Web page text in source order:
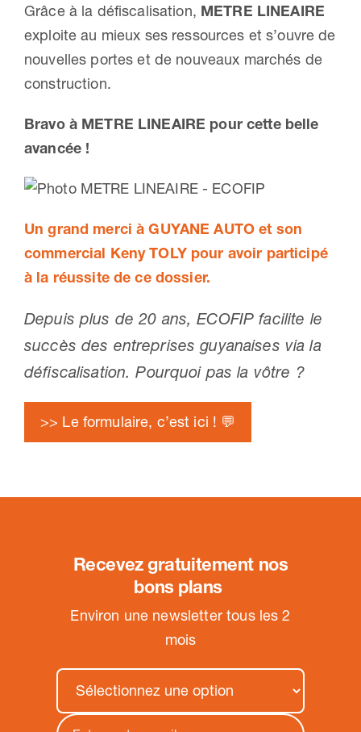
Grâce à la défiscalisation, METRE LINEAIRE
exploite au mieux ses ressources et s’ouvre de
nouvelles portes et de nouveaux marchés de
construction.
Bravo à METRE LINEAIRE pour cette belle
avancée !
Un grand merci à GUYANE AUTO et son
commercial Keny TOLY pour avoir participé
à la réussite de ce dossier.
Depuis plus de 20 ans, ECOFIP facilite le
succès des entreprises guyanaises via la
défiscalisation. Pourquoi pas la vôtre ?
>> Le formulaire, c’est ici ! 💬
Recevez gratuitement nos
bons plans
Environ une newsletter tous les 2
mois